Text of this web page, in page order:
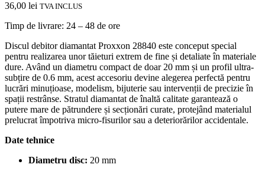
36,00 lei TVA INCLUS
Timp de livrare: 24 – 48 de ore
Discul debitor diamantat Proxxon 28840 este conceput special
pentru realizarea unor tăieturi extrem de fine și detaliate în materiale
dure. Având un diametru compact de doar 20 mm și un profil ultra-
subțire de 0.6 mm, acest accesoriu devine alegerea perfectă pentru
lucrări minuțioase, modelism, bijuterie sau intervenții de precizie în
spații restrânse. Stratul diamantat de înaltă calitate garantează o
putere mare de pătrundere și secționări curate, protejând materialul
prelucrat împotriva micro-fisurilor sau a deteriorărilor accidentale.
Date tehnice
Diametru disc: 20 mm